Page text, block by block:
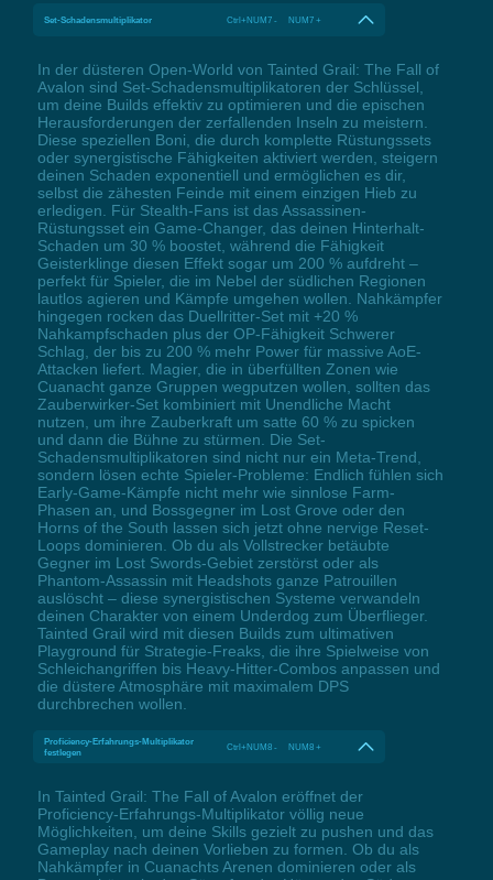
Set-Schadensmultiplikator Ctrl+NUM7 - NUM7 +
In der düsteren Open-World von Tainted Grail: The Fall of
Avalon sind Set-Schadensmultiplikatoren der Schlüssel,
um deine Builds effektiv zu optimieren und die epischen
Herausforderungen der zerfallenden Inseln zu meistern.
Diese speziellen Boni, die durch komplette Rüstungssets
oder synergistische Fähigkeiten aktiviert werden, steigern
deinen Schaden exponentiell und ermöglichen es dir,
selbst die zähesten Feinde mit einem einzigen Hieb zu
erledigen. Für Stealth-Fans ist das Assassinen-
Rüstungsset ein Game-Changer, das deinen Hinterhalt-
Schaden um 30 % boostet, während die Fähigkeit
Geisterklinge diesen Effekt sogar um 200 % aufdreht –
perfekt für Spieler, die im Nebel der südlichen Regionen
lautlos agieren und Kämpfe umgehen wollen. Nahkämpfer
hingegen rocken das Duellritter-Set mit +20 %
Nahkampfschaden plus der OP-Fähigkeit Schwerer
Schlag, der bis zu 200 % mehr Power für massive AoE-
Attacken liefert. Magier, die in überfüllten Zonen wie
Cuanacht ganze Gruppen wegputzen wollen, sollten das
Zauberwirker-Set kombiniert mit Unendliche Macht
nutzen, um ihre Zauberkraft um satte 60 % zu spicken
und dann die Bühne zu stürmen. Die Set-
Schadensmultiplikatoren sind nicht nur ein Meta-Trend,
sondern lösen echte Spieler-Probleme: Endlich fühlen sich
Early-Game-Kämpfe nicht mehr wie sinnlose Farm-
Phasen an, und Bossgegner im Lost Grove oder den
Horns of the South lassen sich jetzt ohne nervige Reset-
Loops dominieren. Ob du als Vollstrecker betäubte
Gegner im Lost Swords-Gebiet zerstörst oder als
Phantom-Assassin mit Headshots ganze Patrouillen
auslöscht – diese synergistischen Systeme verwandeln
deinen Charakter von einem Underdog zum Überflieger.
Tainted Grail wird mit diesen Builds zum ultimativen
Playground für Strategie-Freaks, die ihre Spielweise von
Schleichangriffen bis Heavy-Hitter-Combos anpassen und
die düstere Atmosphäre mit maximalem DPS
durchbrechen wollen.
Proficiency-Erfahrungs-Multiplikator
festlegen
Ctrl+NUM8 - NUM8 +
In Tainted Grail: The Fall of Avalon eröffnet der
Proficiency-Erfahrungs-Multiplikator völlig neue
Möglichkeiten, um deine Skills gezielt zu pushen und das
Gameplay nach deinen Vorlieben zu formen. Ob du als
Nahkämpfer in Cuanachts Arenen dominieren oder als